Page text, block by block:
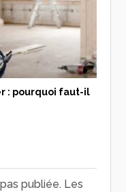
: pourquoi faut-il
publiée. Les